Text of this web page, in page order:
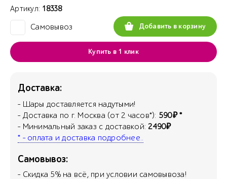
Артикул: 18338
Самовывоз Добавить в корзину
Купить в 1 клик
Доставка:
- Шары доставляется надутыми!
- Доставка по г. Москва (от 2 часов*): 590₽ *
- Минимальный заказ с доставкой:2490₽
* - оплата и доставка подробнее..
Самовывоз:
- Скидка 5% на всё, при условии самовывоза!